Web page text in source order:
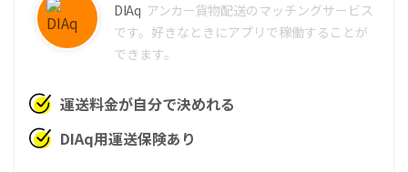
DIAq アンカー貨物配送のマッチングサービス
です。好きなときにアプリで稼働することが
できます。
運送料金が自分で決めれる
DIAq用運送保険あり